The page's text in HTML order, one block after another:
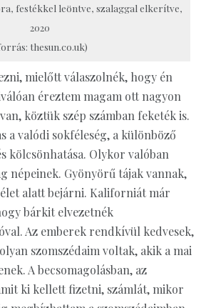
festékkel leöntve, szalaggal elkerítve,
2020
thesun.co.uk)
mielőtt válaszolnék, hogy én
éreztem magam ott nagyon
köztük szép számban feketék is.
a valódi sokféleség, a különböző
kölcsönhatása. Olykor valóban
népeinek. Gyönyörű tájak vannak,
alatt bejárni. Kaliforniát már
bárkit elvezetnék
Az emberek rendkívül kedvesek,
szomszédaim voltak, akik a mai
A becsomagolásban, az
ki kellett fizetni, számlát, mikor